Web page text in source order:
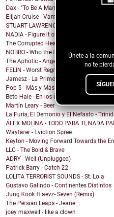
Únete a la
no te
Dax - "To Be A Man" Ft. Darius Rucker
Elijah Cruise - Vampire U
STUART LAWRENCE - ONE
NADIA - Figure it out
The Corrupted Hearts - We Dug a Ditch &
NOBRO - Who the Hell Am I?
The Aphotic - Angel
FELIN - Worst Regret
Jamesz - La Primera Brisa
Pop 5 - Más y Más
Beto Hale - En los unos y en los ceros
Martín Leary - Beer
La Furia, El Demonio y El Nefasto -
ÁLEX MOLINA - TODO PARA TI, NADA
Wayfarer - Eviction Spree
Keyton - Moving Forward Towards the
LLC - The Bold & Brave
ADRY - Well (Unplugged)
Patrick Barry - Catch-22
LOLITA TERRORIST SOUNDS - St. Lola
Gustavo Galindo - Continentes Distintos
Jung Kook ft aevz- Seven (Remix)
The Persian Leaps - Jeane
joey maxwell - like a clown